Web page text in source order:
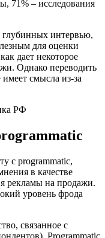
71% – исследования
интервью,
для оценки
дает некоторое
Однако переводить
смысла из-за
с programmatic,
в качестве
рекламы на продажи.
уровень фрода
связанное с
Programmatic